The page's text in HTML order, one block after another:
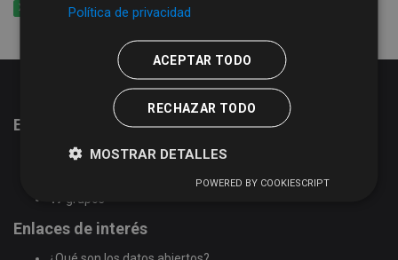
XLSX CSV XLS
Estadísticas del portal de datos abiertos
conjuntos de datos
17 grupos
Enlaces de interés
Política de privacidad
ACEPTAR TODO
RECHAZAR TODO
MOSTRAR DETALLES
POWERED BY COOKIESCRIPT